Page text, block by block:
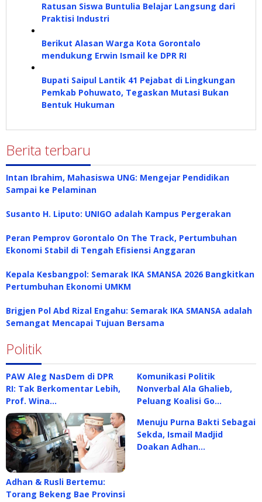
Ratusan Siswa Buntulia Belajar Langsung dari
Praktisi Industri
Berikut Alasan Warga Kota Gorontalo
mendukung Erwin Ismail ke DPR RI
Bupati Saipul Lantik 41 Pejabat di Lingkungan
Pemkab Pohuwato, Tegaskan Mutasi Bukan
Bentuk Hukuman
Berita terbaru
Intan Ibrahim, Mahasiswa UNG: Mengejar Pendidikan
Sampai ke Pelaminan
Susanto H. Liputo: UNIGO adalah Kampus Pergerakan
Peran Pemprov Gorontalo On The Track, Pertumbuhan
Ekonomi Stabil di Tengah Efisiensi Anggaran
Kepala Kesbangpol: Semarak IKA SMANSA 2026 Bangkitkan
Pertumbuhan Ekonomi UMKM
Brigjen Pol Abd Rizal Engahu: Semarak IKA SMANSA adalah
Semangat Mencapai Tujuan Bersama
Politik
PAW Aleg NasDem di DPR
RI: Tak Berkomentar Lebih,
Prof. Wina…
Komunikasi Politik
Nonverbal Ala Ghalieb,
Peluang Koalisi Go…
Adhan & Rusli Bertemu:
Torang Bekeng Bae Provinsi
Menuju Purna Bakti Sebagai
Sekda, Ismail Madjid
Doakan Adhan…